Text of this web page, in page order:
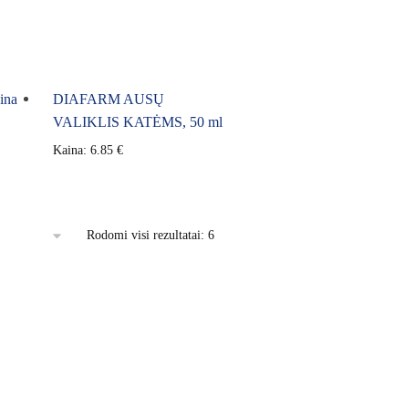
DIAFARM AUSŲ
VALIKLIS KATĖMS, 50 ml
Kaina:6.85€
Rodomi visi rezultatai: 6